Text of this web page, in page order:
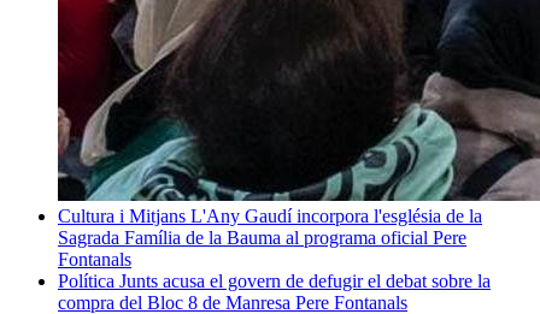
Cultura i Mitjans L'Any Gaudí incorpora l'església de la
Sagrada Família de la Bauma al programa oficial Pere
Fontanals
Política Junts acusa el govern de defugir el debat sobre la
compra del Bloc 8 de Manresa Pere Fontanals